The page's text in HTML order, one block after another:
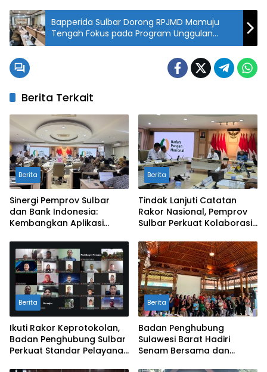
Bapperida Sulbar Dorong RPJMD Mamuju
Tengah Fokus pada Program Unggulan
Daerah
Berita Terkait
Berita
Sinergi Pemprov Sulbar
dan Bank Indonesia:
Kembangkan Aplikasi
Harga Pangan
Berita
Tindak Lanjuti Catatan
Rakor Nasional, Pemprov
Sulbar Perkuat Kolaborasi
BSPS
Berita
Ikuti Rakor Keprotokolan,
Badan Penghubung Sulbar
Perkuat Standar Pelayanan
Berita
Badan Penghubung
Sulawesi Barat Hadiri
Senam Bersama dan